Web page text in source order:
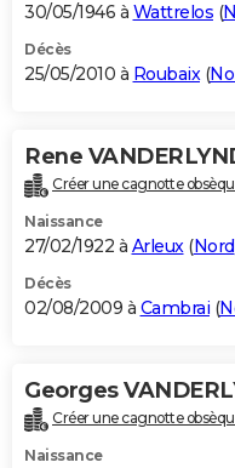
30/05/1946 à Wattrelos (
Décès
25/05/2010 à Roubaix(
Rene
Créer une cagnotte
Naissance
27/02/1922 à Arleux(Nord
Décès
02/08/2009 à Cambrai (
Georges
Créer une cagnotte
Naissance